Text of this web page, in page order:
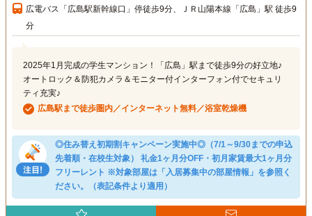
広電バス「広島駅新幹線口」停徒歩9分、ＪＲ山陽本線「広島」駅 徒歩9
分
2025年1月完成の学生マンション！「広島」駅まで徒歩9分の好立地♪
オートロック＆防犯カメラ＆モニター付インターフォン付でセキュリ
ティ充実♪
広島駅まで徒歩圏内／インターネット無料／浴室乾燥機
◎住み替え初期割キャンペーン実施中◎（7/1～9/30までの申込
先着順・在校生対象） 礼金1ヶ月分OFF・初月家賃最大1ヶ月分
フリーレント ※対象部屋は「入居募集中の部屋情報」を参照く
ださい。（表記条件より適用）